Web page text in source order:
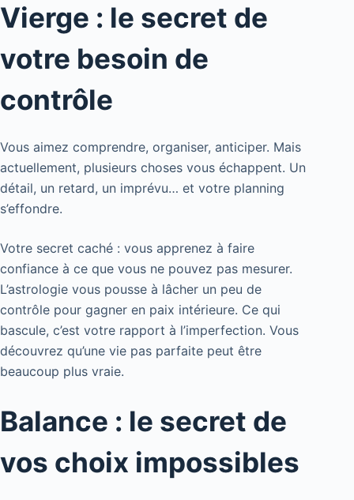
Vierge : le secret de
votre besoin de
contrôle
Vous aimez comprendre, organiser, anticiper. Mais
actuellement, plusieurs choses vous échappent. Un
détail, un retard, un imprévu… et votre planning
s’effondre.
Votre secret caché : vous apprenez à faire
confiance à ce que vous ne pouvez pas mesurer.
L’astrologie vous pousse à lâcher un peu de
contrôle pour gagner en paix intérieure. Ce qui
bascule, c’est votre rapport à l’imperfection. Vous
découvrez qu’une vie pas parfaite peut être
beaucoup plus vraie.
Balance : le secret de
vos choix impossibles